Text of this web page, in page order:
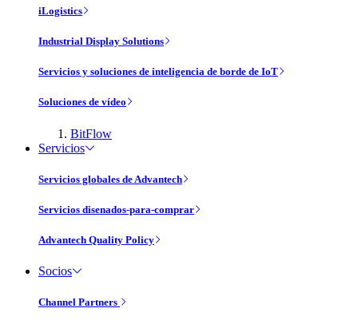
iLogistics
Industrial Display Solutions
Servicios y soluciones de inteligencia de borde de IoT
Soluciones de vídeo
BitFlow
Servicios
Servicios globales de Advantech
Servicios disenados-para-comprar
Advantech Quality Policy
Socios
Channel Partners